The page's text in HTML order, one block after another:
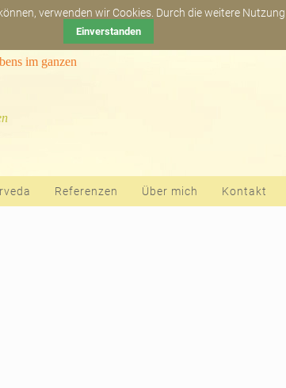
Newsletter
im ganzen
Referenzen Über mich Kontakt
verwenden wir Cookies. Durch die weitere
Einverstanden